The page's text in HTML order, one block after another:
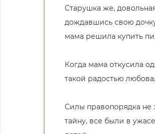
Старушка же,
дождавшись свою
мама решила купить
Когда мама откусила
такой радостью
Силы правопорядка не
тайну, все были в